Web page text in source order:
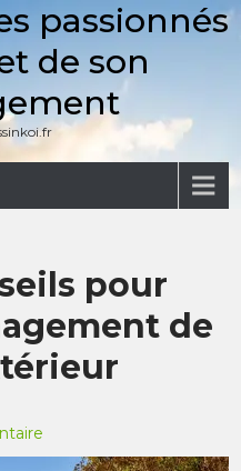
passionnés
de son
pour
de